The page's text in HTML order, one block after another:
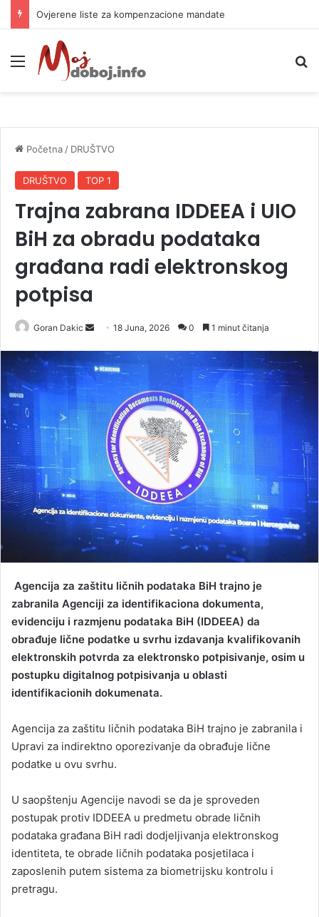
Ovjerene liste za kompenzacione mandate
Meni
Početna / DRUŠTVO
DRUŠTVO TOP 1
Trajna zabrana IDDEEA i UIO
BiH za obradu podataka
građana radi elektronskog
potpisa
Goran Dakic
n
d
n
e
m
a
i
l
18 Juna, 2026 0 1 minut čitanja
Agencija za zaštitu ličnih podataka BiH trajno je
zabranila Agenciji za identifikaciona dokumenta,
evidenciju i razmjenu podataka BiH (IDDEEA) da
obrađuje lične podatke u svrhu izdavanja kvalifikovanih
elektronskih potvrda za elektronsko potpisivanje, osim u
postupku digitalnog potpisivanja u oblasti
identifikacionih dokumenata.
Agencija za zaštitu ličnih podataka BiH trajno je zabranila i
Upravi za indirektno oporezivanje da obrađuje lične
podatke u ovu svrhu.
U saopštenju Agencije navodi se da je sproveden
postupak protiv IDDEEA u predmetu obrade ličnih
podataka građana BiH radi dodjeljivanja elektronskog
identiteta, te obrade ličnih podataka posjetilaca i
zaposlenih putem sistema za biometrijsku kontrolu i
pretragu.